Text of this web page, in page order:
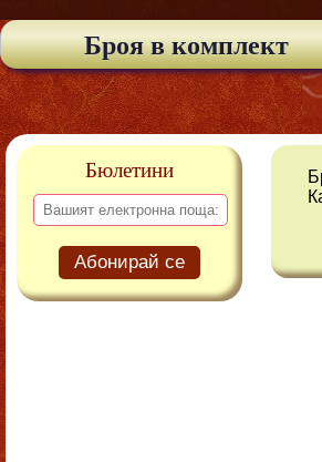
Броя в комплект
Бюлетини
Абонирай се